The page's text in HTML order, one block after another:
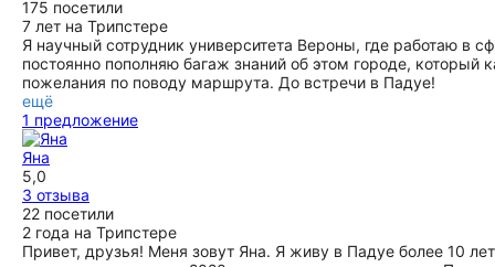
175 посетили
7 лет на Трипстере
Я научный сотрудник университета Вероны, где работаю в
постоянно пополняю багаж знаний об этом городе,
пожелания по поводу маршрута. До встречи в Падуе!
ещё
1 предложение
Яна
5,0
3 отзыва
22 посетили
2 года на Трипстере
Привет, друзья! Меня зовут Яна. Я живу в Падуе более 10